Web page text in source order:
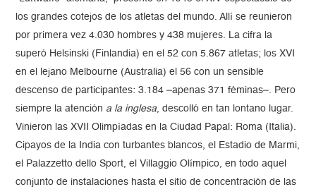
los grandes cotejos de los atletas del mundo. Allí se reunieron
por primera vez 4.030 hombres y 438 mujeres. La cifra la
superó Helsinski (Finlandia) en el 52 con 5.867 atletas; los XVI
en el lejano Melbourne (Australia) el 56 con un sensible
descenso de participantes: 3.184 –apenas 371 féminas–. Pero
siempre la atención a la inglesa, descolló en tan lontano lugar.
Vinieron las XVII Olimpíadas en la Ciudad Papal: Roma (Italia).
Cipayos de la India con turbantes blancos, el Estadio de Marmi,
el Palazzetto dello Sport, el Villaggio Olímpico, en todo aquel
conjunto de instalaciones hasta el sitio de concentración de las